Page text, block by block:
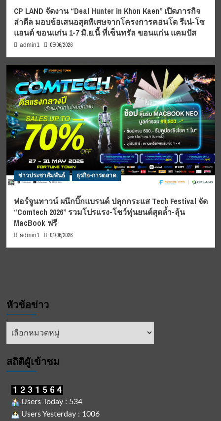
CP LAND จัดงาน “Deal Hunter in Khon Kaen” เปิดภารกิจ
ล่าดีล มอบข้อเสนอสุดพิเศษจากโครงการคอนโด รีเน่-โซ
แอนด์ ขอนแก่น 1-7 มิ.ย.นี้ ที่เซ็นทรัล ขอนแก่น แคมปัส
admin1 05/06/2026
ข่าวประชาสัมพันธ์ ธุรกิจ-การตลาด
ฟอร์จูนทาวน์ ผนึกบิ๊กแบรนด์ ปลุกกระแส Tech Festival จัด
“Comtech 2026” รวมโปรแรง-โชว์หุ่นยนต์สุดล้ำ-ลุ้น
MacBook ฟรี
admin1 01/06/2026
หัวข้อข่าว
หัวข้อ
สถิติผูัเข้าชม
Users Today : 534
Users Yesterday : 1006